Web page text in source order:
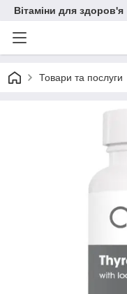
Вітаміни для здоров'я
Товари та послуги